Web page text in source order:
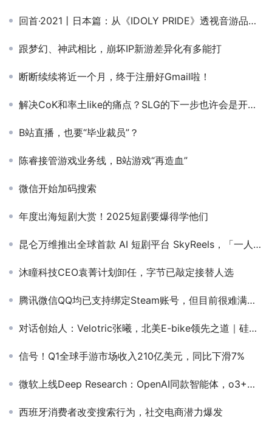
回首·2021丨日本篇：从《IDOLY PRIDE》透视音游品类 细分赛道国产大放异彩
跟梦幻、神武相比，崩坏IP新游差异化有多能打
断断续续将近一个月，终于注册好Gmail啦！
解决CoK和率土like的痛点？SLG的下一步也许会是开放世界
B站直播，也要“毕业裁员”？
陈睿接管游戏业务线，B站游戏“再造血”
微信开始加码搜索
年度出海短剧大赏！2025短剧要爆得学他们
昆仑万维推出全球首款 AI 短剧平台 SkyReels，「一人一剧」时代来临
沐瞳科技CEO袁菁计划卸任，字节已敲定接替人选
腾讯微信QQ均已支持绑定Steam账号，但目前很难满足“线上PK”需求
对话创始人：Velotric张曦，北美E-bike领先之道｜硅兔活动
信号！Q1全球手游市场收入210亿美元，同比下滑7%
微软上线Deep Research：OpenAI同款智能体，o3+必应双王炸
西班牙消费者改变搜索行为，社交电商潜力爆发